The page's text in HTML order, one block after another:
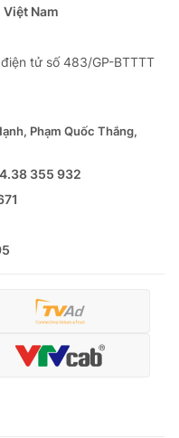
Nam
tử số 483/GP-BTTTT
Phạm Quốc Thắng,
355 932